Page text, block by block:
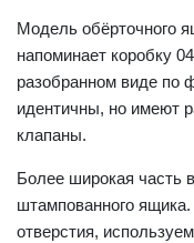
Модель обёрточного
напоминает коробку
разобранном виде по
идентичны, но имеют
клапаны.
Более широкая часть
штампованного
отверстия,